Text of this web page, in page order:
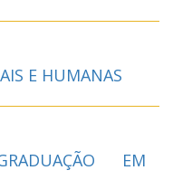
E HUMANAS
EM